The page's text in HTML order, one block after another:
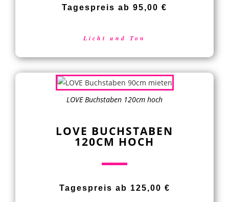
Tagespreis ab 95,00 €
Licht und Ton
LOVE Buchstaben 120cm hoch
LOVE BUCHSTABEN
120CM HOCH
Tagespreis ab 125,00 €